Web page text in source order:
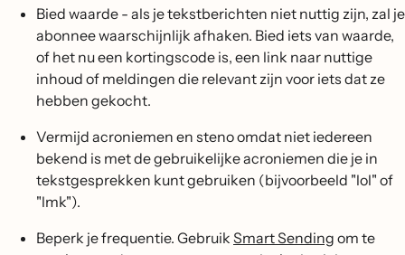
Bied waarde - als je tekstberichten niet nuttig zijn, zal je
abonnee waarschijnlijk afhaken. Bied iets van waarde,
of het nu een kortingscode is, een link naar nuttige
inhoud of meldingen die relevant zijn voor iets dat ze
hebben gekocht.
Vermijd acroniemen en steno omdat niet iedereen
bekend is met de gebruikelijke acroniemen die je in
tekstgesprekken kunt gebruiken (bijvoorbeeld "lol" of
"lmk").
Beperk je frequentie. Gebruik Smart Sending om te